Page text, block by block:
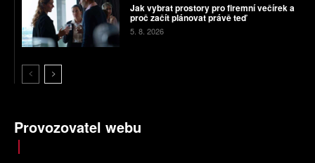
Jak vybrat prostory pro firemní večírek a
proč začít plánovat právě teď
5. 8. 2026
Provozovatel webu